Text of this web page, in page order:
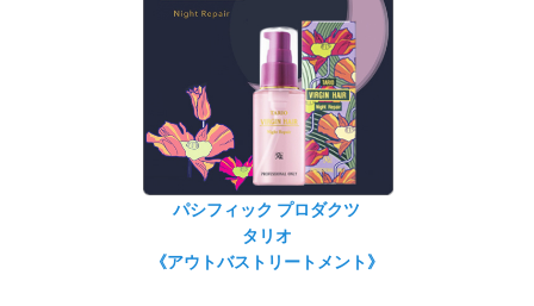
パシフィック プロダクツ
タリオ
《アウトバストリートメント》